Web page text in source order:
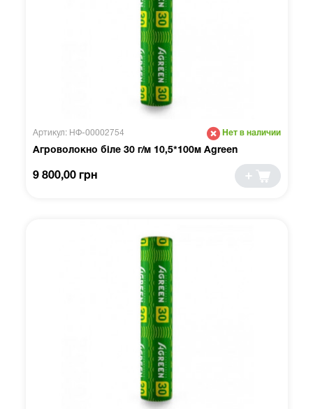
Артикул: НФ-00002754 Нет в наличии
Агроволокно біле 30 г/м 10,5*100м Agreen
9 800,00 грн